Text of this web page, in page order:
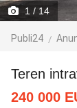
1 / 14
Publi24
Teren
240 000